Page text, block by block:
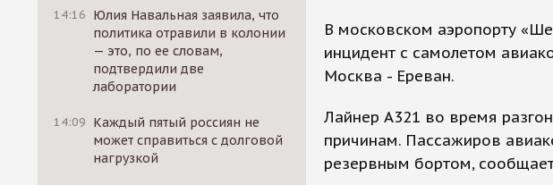
14:16 Юлия Навальная заявила, что
политика отравили в колонии
— это, по ее словам,
подтвердили две
лаборатории
14:09 Каждый пятый россиян не
может справиться с долговой
нагрузкой
В московском аэропорту
инцидент с самолетом
Москва - Ереван.
Лайнер А321 во время
причинам. Пассажиров
резервным бортом,